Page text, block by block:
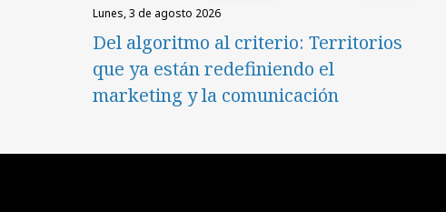
lunes, 3 de agosto 2026
Del algoritmo al criterio: Territorios
que ya están redefiniendo el
marketing y la comunicación